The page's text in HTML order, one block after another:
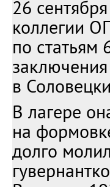
26
коллегии
по статьям
в
В лагере
на
долго